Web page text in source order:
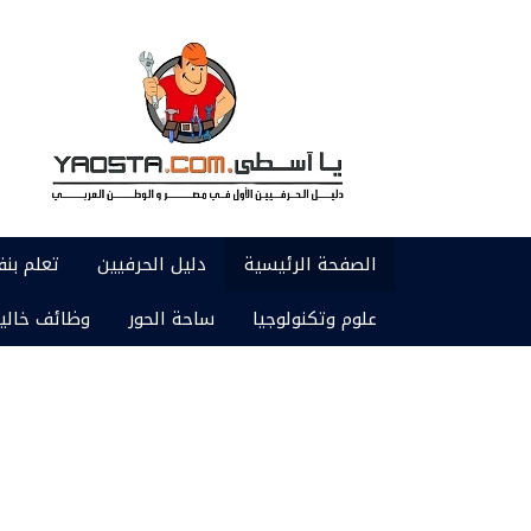
الصفحة الرئيسية دليل الحرفيين تعلم
علوم وتكنولوجيا
ساحة الحور وظائف